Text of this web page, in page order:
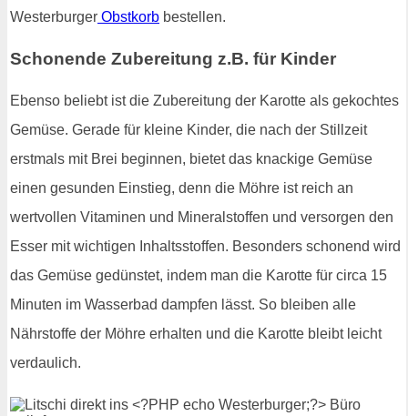
Westerburger Obstkorb bestellen.
Schonende Zubereitung z.B. für Kinder
Ebenso beliebt ist die Zubereitung der Karotte als gekochtes
Gemüse. Gerade für kleine Kinder, die nach der Stillzeit
erstmals mit Brei beginnen, bietet das knackige Gemüse
einen gesunden Einstieg, denn die Möhre ist reich an
wertvollen Vitaminen und Mineralstoffen und versorgen den
Esser mit wichtigen Inhaltsstoffen. Besonders schonend wird
das Gemüse gedünstet, indem man die Karotte für circa 15
Minuten im Wasserbad dampfen lässt. So bleiben alle
Nährstoffe der Möhre erhalten und die Karotte bleibt leicht
verdaulich.